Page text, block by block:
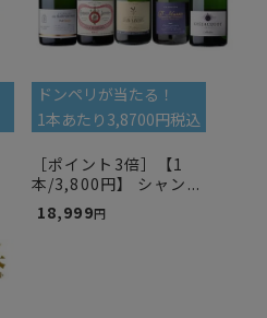
ドンペリが当たる！
1本あたり3,8700円税込
［ポイント3倍］【1
本/3,800円】 シャン...
18,999